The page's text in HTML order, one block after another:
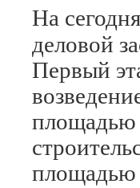
На
деловой
Первый
площадью
площадью